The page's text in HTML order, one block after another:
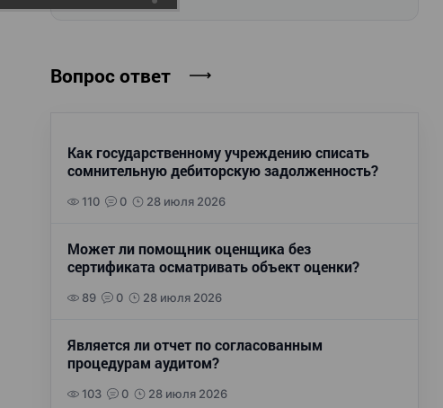
Вопрос ответ
Как государственному учреждению списать
сомнительную дебиторскую задолженность?
110 0 28 июля 2026
Может ли помощник оценщика без
сертификата осматривать объект оценки?
89 0 28 июля 2026
Является ли отчет по согласованным
процедурам аудитом?
103 0 28 июля 2026